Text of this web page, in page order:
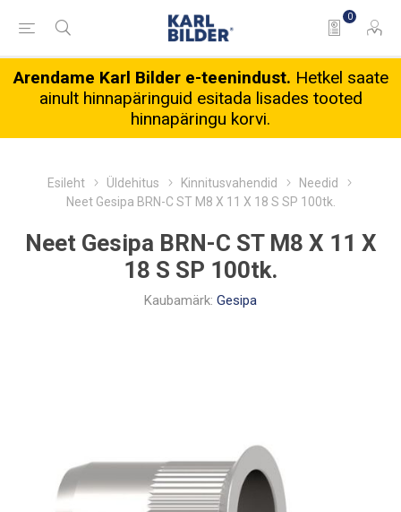
0
Arendame Karl Bilder e-teenindust. Hetkel saate
ainult hinnapäringuid esitada lisades tooted
hinnapäringu korvi.
Esileht Üldehitus Kinnitusvahendid
Needid
Neet Gesipa BRN-C ST M8 X 11 X 18 S SP 100tk.
Neet Gesipa BRN-C ST M8 X 11 X
18 S SP 100tk.
Kaubamärk: Gesipa